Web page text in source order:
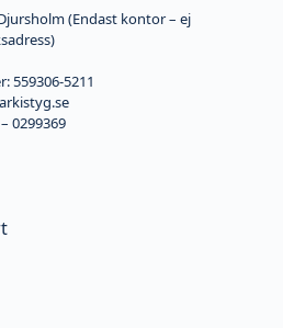
(Endast kontor – ej
559306-5211
0299369